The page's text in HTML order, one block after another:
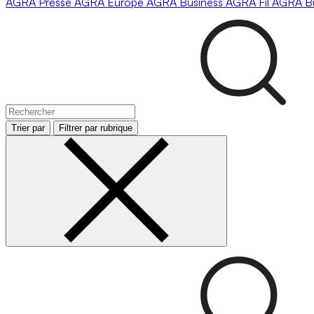
Trier par Filtrer par rubrique